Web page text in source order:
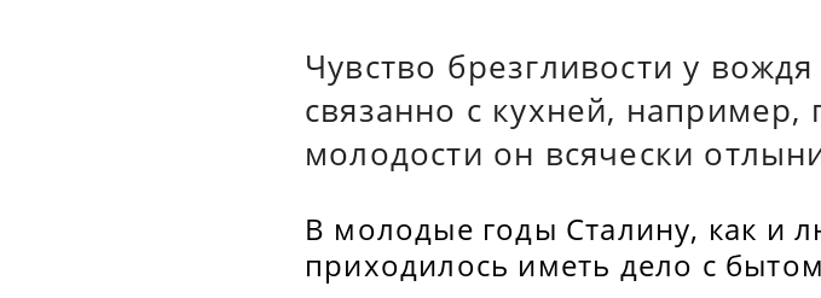
Чувство брезгливости у
связанно с кухней,
молодости он всячески
В молодые годы Сталину, как и
приходилось иметь дело с